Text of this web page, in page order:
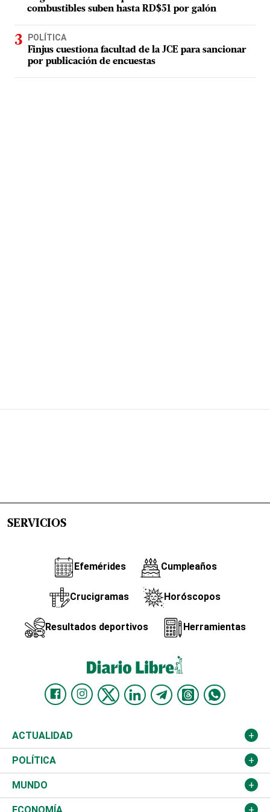
combustibles suben hasta RD$51 por galón
POLÍTICA
Finjus cuestiona facultad de la JCE para sancionar
por publicación de encuestas
SERVICIOS
Efemérides Cumpleaños
Crucigramas Horóscopos
Resultados deportivos Herramientas
ACTUALIDAD
Nacional
Ciudad
Educación
POLÍTICA
Partidos
JCE
MUNDO